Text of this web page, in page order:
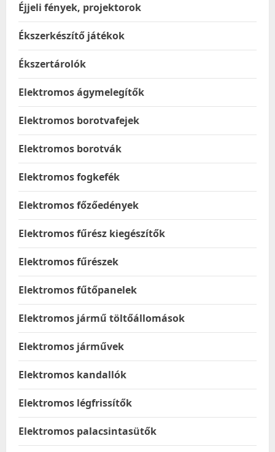
Éjjeli fények, projektorok
Ékszerkészítő játékok
Ékszertárolók
Elektromos ágymelegítők
Elektromos borotvafejek
Elektromos borotvák
Elektromos fogkefék
Elektromos főzőedények
Elektromos fűrész kiegészítők
Elektromos fűrészek
Elektromos fűtőpanelek
Elektromos jármű töltőállomások
Elektromos járművek
Elektromos kandallók
Elektromos légfrissítők
Elektromos palacsintasütők